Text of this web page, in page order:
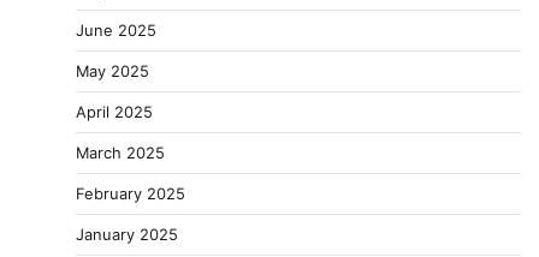
June 2025
May 2025
April 2025
March 2025
February 2025
January 2025